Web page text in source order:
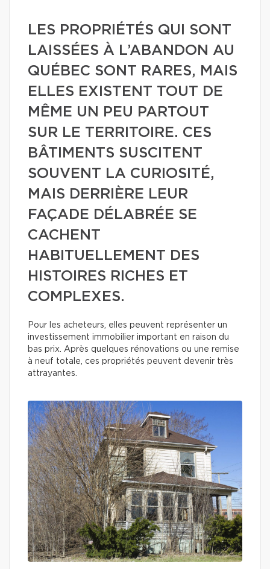
LES PROPRIÉTÉS QUI SONT
LAISSÉES À L’ABANDON AU
QUÉBEC SONT RARES, MAIS
ELLES EXISTENT TOUT DE
MÊME UN PEU PARTOUT
SUR LE TERRITOIRE. CES
BÂTIMENTS SUSCITENT
SOUVENT LA CURIOSITÉ,
MAIS DERRIÈRE LEUR
FAÇADE DÉLABRÉE SE
CACHENT
HABITUELLEMENT DES
HISTOIRES RICHES ET
COMPLEXES.
Pour les acheteurs, elles peuvent représenter un
investissement immobilier important en raison du
bas prix. Après quelques rénovations ou une remise
à neuf totale, ces propriétés peuvent devenir très
attrayantes.